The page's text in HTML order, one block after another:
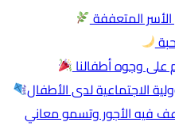
المتعففة
وجوه أطفالنا
الاجتماعية لدى الأطفال
فيه الأجور وتسمو معاني